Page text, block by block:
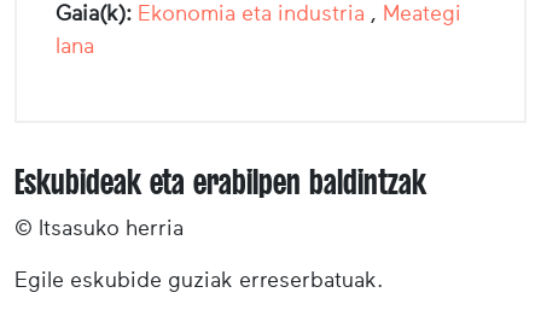
Gaia(k): Ekonomia eta industria , Meategi
lana
Eskubideak eta erabilpen baldintzak
© Itsasuko herria
Egile eskubide guziak erreserbatuak.